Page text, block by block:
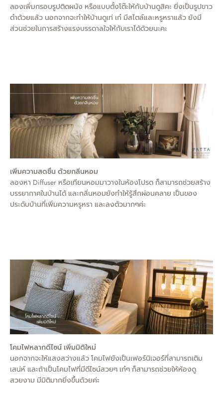
ลองเพิ่มกรอบรูปติดผนัง หรือแบบตั้งโต๊ะให้กับบ้านดูสิคะ ยิ่งเป็นรูปขาว
ดำด้วยแล้ว นอกจากจะทำให้บ้านดูเท่ เก๋ มีสไตล์และหรูหราแล้ว ยังมี
ส่วนช่วยในการสร้างแรงบรรดาลใจให้กับเราได้ด้วยนะคะ
เพิ่มความสดชื่น ด้วยกลิ่นหอม
ลองหา Diffuser หรือเทียนหอมมาวางในห้องโปรด ก็สามารถช่วยสร้าง
บรรยากาศในบ้านได้ และกลิ่นหอมยังทำให้รู้สึกผ่อนคลาย เป็นของ
ประดับบ้านที่เพิ่มความหรูหรา และลงตัวมากๆค่ะ
โคมไฟหลากดีไซน์ เพิ่มมิติใหม่
นอกจากจะให้แสงสว่างแล้ว โคมไฟยังเป็นเฟอร์นิเจอร์ที่สามารถเติม
เสน่ห์ และถ้าเป็นโคมไฟที่มีดีไซน์สวยๆ เก๋ๆ ก็สามารถช่วยให้ห้องดู
สวยงาม มีมิติมากยิ่งขึ้นด้วยค่ะ